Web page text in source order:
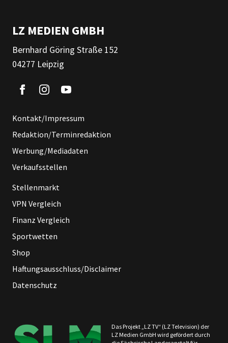
LZ MEDIEN GMBH
Bernhard Göring Straße 152
04277 Leipzig
Kontakt/Impressum
Redaktion/Terminredaktion
Werbung/Mediadaten
Verkaufsstellen
Stellenmarkt
VPN Vergleich
Finanz Vergleich
Sportwetten
Shop
Haftungsausschluss/Disclaimer
Datenschutz
Das Projekt „LZ TV“ (LZ Television) der
LZ Medien GmbH wird gefördert durch